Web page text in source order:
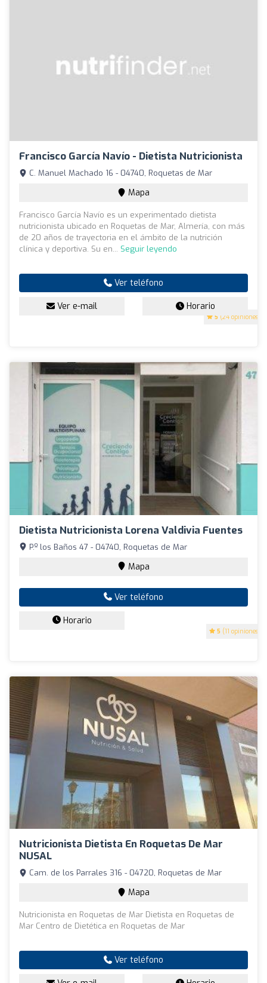
Francisco García Navío - Dietista Nutricionista
5 (24 opiniones)
C. Manuel Machado 16 - 04740, Roquetas de Mar
Mapa
Francisco García Navío es un experimentado dietista
nutricionista ubicado en Roquetas de Mar, Almería, con más
de 20 años de trayectoria en el ámbito de la nutrición
clínica y deportiva. Su en... Seguir leyendo
Ver teléfono
Ver e-mail Horario
Dietista Nutricionista Lorena Valdivia Fuentes
5 (11 opiniones)
P.º los Baños 47 - 04740, Roquetas de Mar
Mapa
Ver teléfono
Horario
Nutricionista Dietista En Roquetas De Mar
NUSAL
Cam. de los Parrales 316 - 04720, Roquetas de Mar
Mapa
Nutricionista en Roquetas de Mar Dietista en Roquetas de
Mar Centro de Dietética en Roquetas de Mar
Ver teléfono